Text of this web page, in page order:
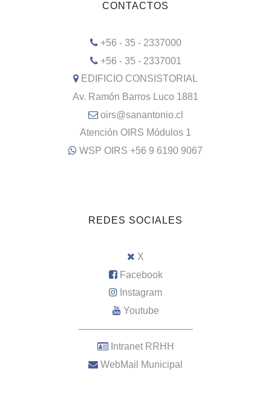
CONTACTOS
+56 - 35 - 2337000
+56 - 35 - 2337001
EDIFICIO CONSISTORIAL
Av. Ramón Barros Luco 1881
oirs@sanantonio.cl
Atención OIRS Módulos 1
WSP OIRS +56 9 6190 9067
REDES SOCIALES
X
Facebook
Instagram
Youtube
–––––––––––––––––––––
Intranet RRHH
WebMail Municipal